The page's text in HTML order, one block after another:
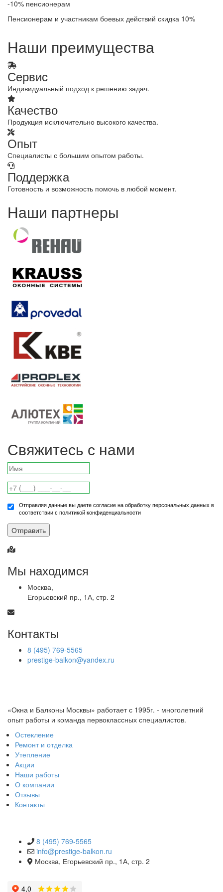
-10% пенсионерам
Пенсионерам и участникам боевых действий скидка 10%
Наши преимущества
Сервис
Индивидуальный подход к решению задач.
Качество
Продукция исключительно высокого качества.
Опыт
Специалисты с большим опытом работы.
Поддержка
Готовность и возможность помочь в любой момент.
Наши партнеры
Свяжитесь с нами
Отправляя данные вы даете согласие на обработку персональных данных в
соответствии с политикой конфиденциальности
Отправить
Мы находимся
Москва,
Егорьевский пр., 1А, стр. 2
Контакты
8 (495) 769-5565
prestige-balkon@yandex.ru
«Окна и Балконы Москвы» работает с 1995г. - многолетний
опыт работы и команда первоклассных специалистов.
Остекление
Ремонт и отделка
Утепление
Акции
Наши работы
О компании
Отзывы
Контакты
8 (495) 769-5565
info@prestige-balkon.ru
Москва, Егорьевский пр., 1А, стр. 2